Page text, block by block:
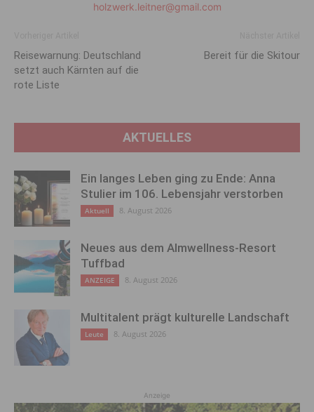
holzwerk.leitner@gmail.com
Reisewarnung: Deutschland
setzt auch Kärnten auf die
rote Liste
Bereit für die Skitour
AKTUELLES
Ein langes Leben ging zu Ende: Anna
Stulier im 106. Lebensjahr verstorben
Aktuell 8. August 2026
Neues aus dem Almwellness-Resort
Tuffbad
ANZEIGE 8. August 2026
Multitalent prägt kulturelle Landschaft
Leute 8. August 2026
Anzeige